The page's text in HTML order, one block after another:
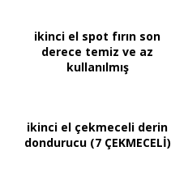
ikinci el spot fırın son
derece temiz ve az
kullanılmış
ikinci el çekmeceli derin
dondurucu (7 ÇEKMECELİ)